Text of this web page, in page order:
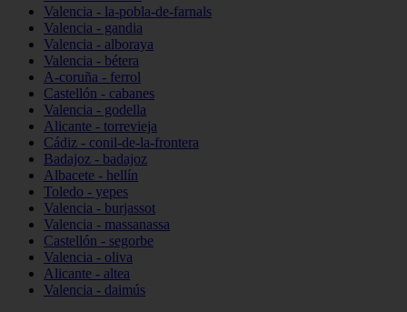
Valencia - la-pobla-de-farnals
Valencia - gandia
Valencia - alboraya
Valencia - bétera
A-coruña - ferrol
Castellón - cabanes
Valencia - godella
Alicante - torrevieja
Cádiz - conil-de-la-frontera
Badajoz - badajoz
Albacete - hellín
Toledo - yepes
Valencia - burjassot
Valencia - massanassa
Castellón - segorbe
Valencia - oliva
Alicante - altea
Valencia - daimús